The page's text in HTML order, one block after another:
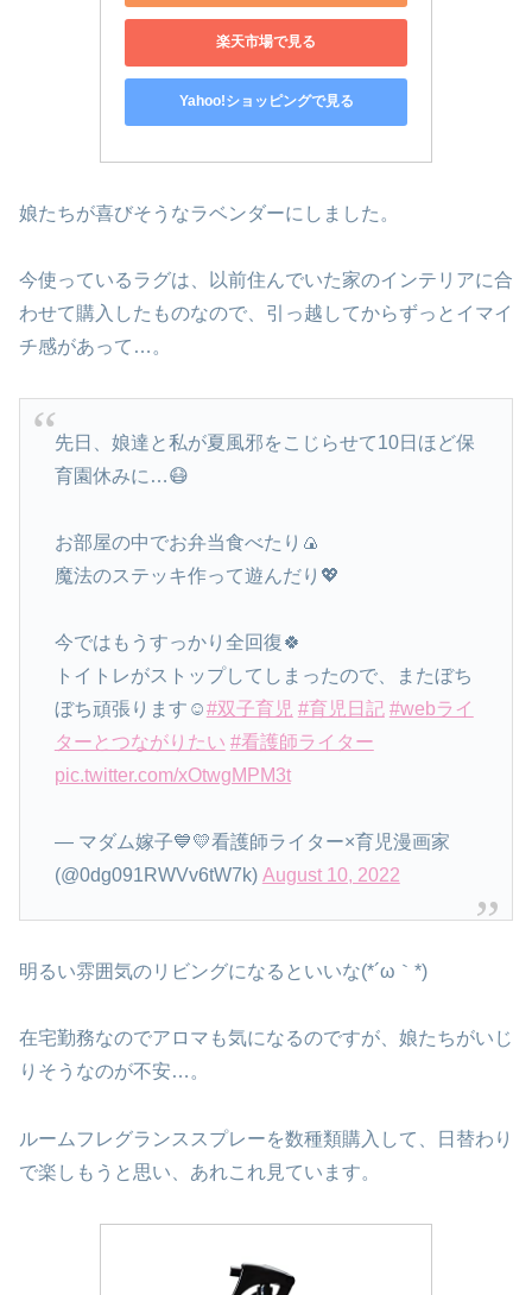
楽天市場で見る
Yahoo!ショッピングで見る
娘たちが喜びそうなラベンダーにしました。
今使っているラグは、以前住んでいた家のインテリアに合
わせて購入したものなので、引っ越してからずっとイマイ
チ感があって…。
先日、娘達と私が夏風邪をこじらせて10日ほど保
育園休みに…😷
お部屋の中でお弁当食べたり🍙
魔法のステッキ作って遊んだり💖
今ではもうすっかり全回復🍀
トイトレがストップしてしまったので、またぼち
ぼち頑張ります☺️#双子育児 #育児日記 #webライ
ターとつながりたい #看護師ライター
pic.twitter.com/xOtwgMPM3t
— マダム嫁子💙💛看護師ライター×育児漫画家
(@0dg091RWVv6tW7k) August 10, 2022
明るい雰囲気のリビングになるといいな(*´ω｀*)
在宅勤務なのでアロマも気になるのですが、娘たちがいじ
りそうなのが不安…。
ルームフレグランススプレーを数種類購入して、日替わり
で楽しもうと思い、あれこれ見ています。